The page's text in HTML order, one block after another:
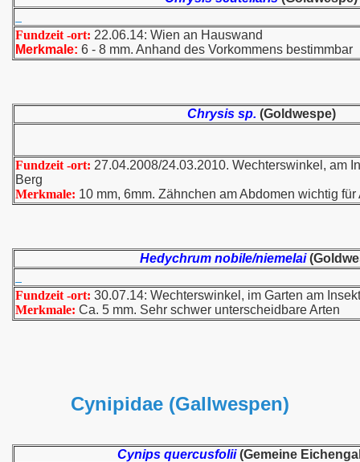
Fundzeit -ort: 22.06.14: Wien an Hauswand
Merkmale: 6 - 8 mm. Anhand des Vorkommens bestimmbar
Chrysis sp. (Goldwespe)
Fundzeit -ort: 27.04.2008/24.03.2010. Wechterswinkel, am
Berg
Merkmale: 10 mm, 6mm. Zähnchen am Abdomen wichtig für
Hedychrum nobile/niemelai
Fundzeit -ort: 30.07.14: Wechterswinkel, im Garten am
Merkmale: Ca. 5 mm. Sehr schwer unterscheidbare Arten
Cynipidae (Gallwespen)
Cynips quercusfolii(Gemeine